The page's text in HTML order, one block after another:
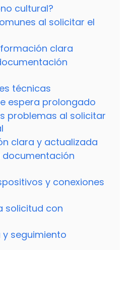
cultural?
al solicitar el
clara
técnicas
espera prolongado
problemas al solicitar
clara y actualizada
documentación
y conexiones
solicitud con
y seguimiento